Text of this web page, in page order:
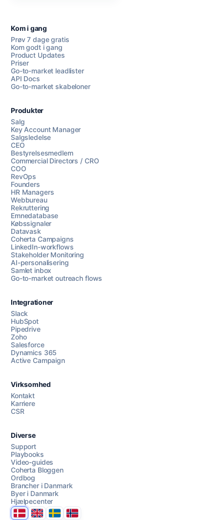
Chat med os
AI Campaign Assist
Kom i gang
Prøv 7 dage gratis
Kom godt i gang
Product Updates
Priser
Go-to-market leadlister
API Docs
Go-to-market skabeloner
Produkter
Salg
Key Account Manager
Salgsledelse
CEO
Bestyrelsesmedlem
Commercial Directors / CRO
COO
RevOps
Founders
HR Managers
Webbureau
Rekruttering
Emnedatabase
Købssignaler
Datavask
Coherta Campaigns
LinkedIn-workflows
Stakeholder Monitoring
AI-personalisering
Samlet inbox
Go-to-market outreach flows
Integrationer
Slack
HubSpot
Pipedrive
Zoho
Salesforce
Dynamics 365
Active Campaign
Virksomhed
Kontakt
Karriere
CSR
Diverse
Support
Playbooks
Video-guides
Coherta Bloggen
Ordbog
Brancher i Danmark
Byer i Danmark
Hjælpecenter
DanmarkUnited Kingdom
SverigeNorge